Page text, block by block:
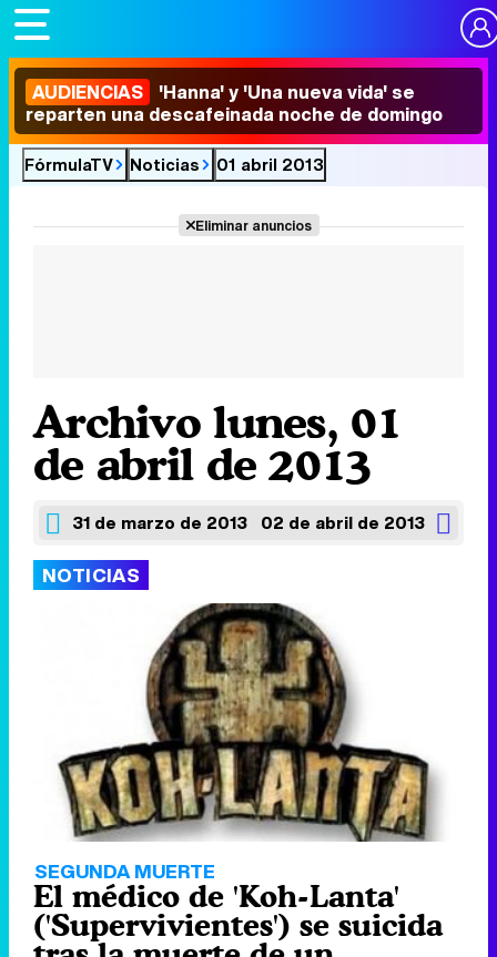
AUDIENCIAS 'Hanna' y 'Una nueva vida' se
reparten una descafeinada noche de domingo
FórmulaTV Noticias 01 abril 2013
Eliminar anuncios
Archivo lunes, 01
de abril de 2013
31 de marzo de 2013 02 de abril de 2013
NOTICIAS
SEGUNDA MUERTE
El médico de 'Koh-Lanta'
('Supervivientes') se suicida